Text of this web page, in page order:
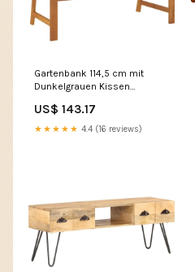
Gartenbank 114,5 cm mit
Dunkelgrauen Kissen
US$ 143.17
★★★★★ 4.4 (16 reviews)